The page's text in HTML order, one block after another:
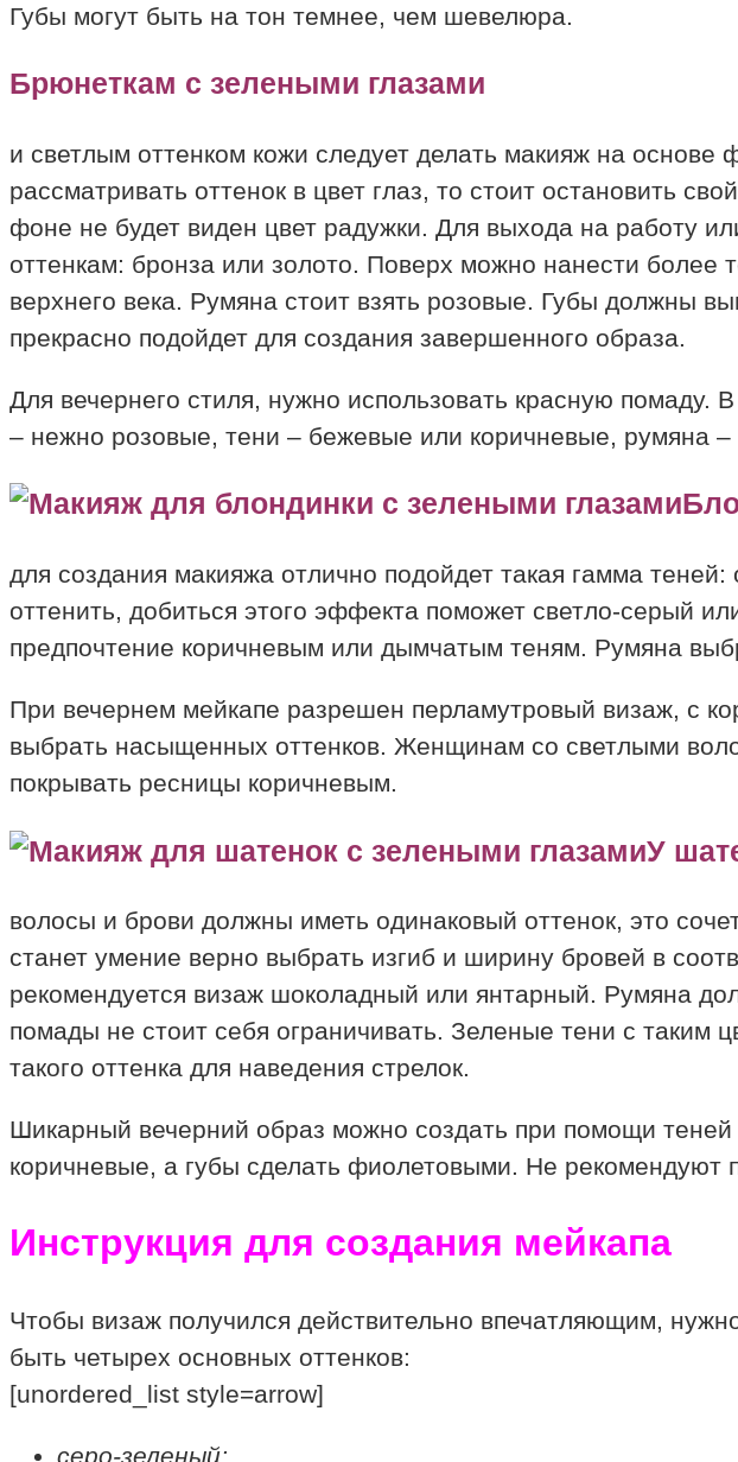
Губы могут быть на тон темнее, чем шевелюра.
Брюнеткам с зелеными глазами
и светлым оттенком кожи следует делать макияж на
рассматривать оттенок в цвет глаз, то стоит остановить
фоне не будет виден цвет радужки. Для выхода на работу
оттенкам: бронза или золото. Поверх можно нанести более
верхнего века. Румяна стоит взять розовые. Губы должны
прекрасно подойдет для создания завершенного образа.
Для вечернего стиля, нужно использовать красную
– нежно розовые, тени – бежевые или коричневые, румяна –
для создания макияжа отлично подойдет такая гамма
оттенить, добиться этого эффекта поможет светло-серый
предпочтение коричневым или дымчатым теням. Румяна
При вечернем мейкапе разрешен перламутровый визаж, с
выбрать насыщенных оттенков. Женщинам со светлыми
покрывать ресницы коричневым.
У
волосы и брови должны иметь одинаковый оттенок, это
станет умение верно выбрать изгиб и ширину бровей в
рекомендуется визаж шоколадный или янтарный. Румяна
помады не стоит себя ограничивать. Зеленые тени с таким
такого оттенка для наведения стрелок.
Шикарный вечерний образ можно создать при помощи
коричневые, а губы сделать фиолетовыми. Не рекомендуют
Инструкция для создания мейкапа
Чтобы визаж получился действительно впечатляющим,
быть четырех основных оттенков:
[unordered_list style=arrow]
серо-зеленый;